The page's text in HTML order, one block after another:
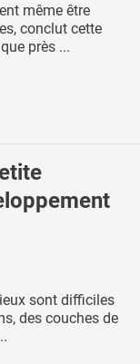
même être
conclut cette
près ...
sont difficiles
des couches de